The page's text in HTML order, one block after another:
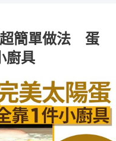
超簡單做法 蛋
廚具